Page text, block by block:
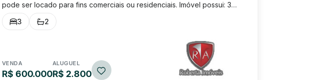
pode ser locado para fins comerciais ou residenciais. Imóvel possui: 3
ambientes que podem ser utilizados como quartos sendo 1 suíte ou
escritórios; 2 Ambientes para salas amplas; 1 Am...
3 2
VENDA
R$ 600.000
ALUGUEL
R$ 2.800